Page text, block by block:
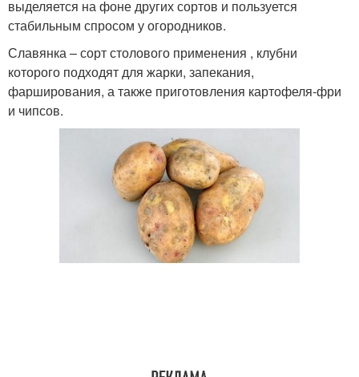
выделяется на фоне других сортов и пользуется
стабильным спросом у огородников.
Славянка – сорт столового применения , клубни
которого подходят для жарки, запекания,
фарширования, а также приготовления картофеля-фри
и чипсов.